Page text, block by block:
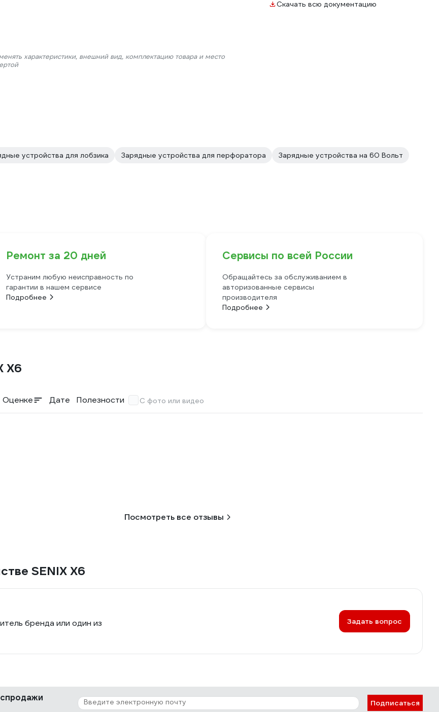
характеристики, внешний вид, комплектацию товара и место
Скачать всю документацию
устройства для лобзика Зарядные устройства для перфоратора Зарядные устройства на 60 Вольт
Ремонт за 20 дней
Устраним любую неисправность по
гарантии в нашем сервисе
Подробнее
Сервисы по всей России
Обращайтесь за обслуживанием в
авторизованные сервисы
производителя
Подробнее
X6
Оценке Дате Полезности С фото или видео
Посмотреть все отзывы
SENIX X6
бренда или один из
Задать вопрос
Подписаться